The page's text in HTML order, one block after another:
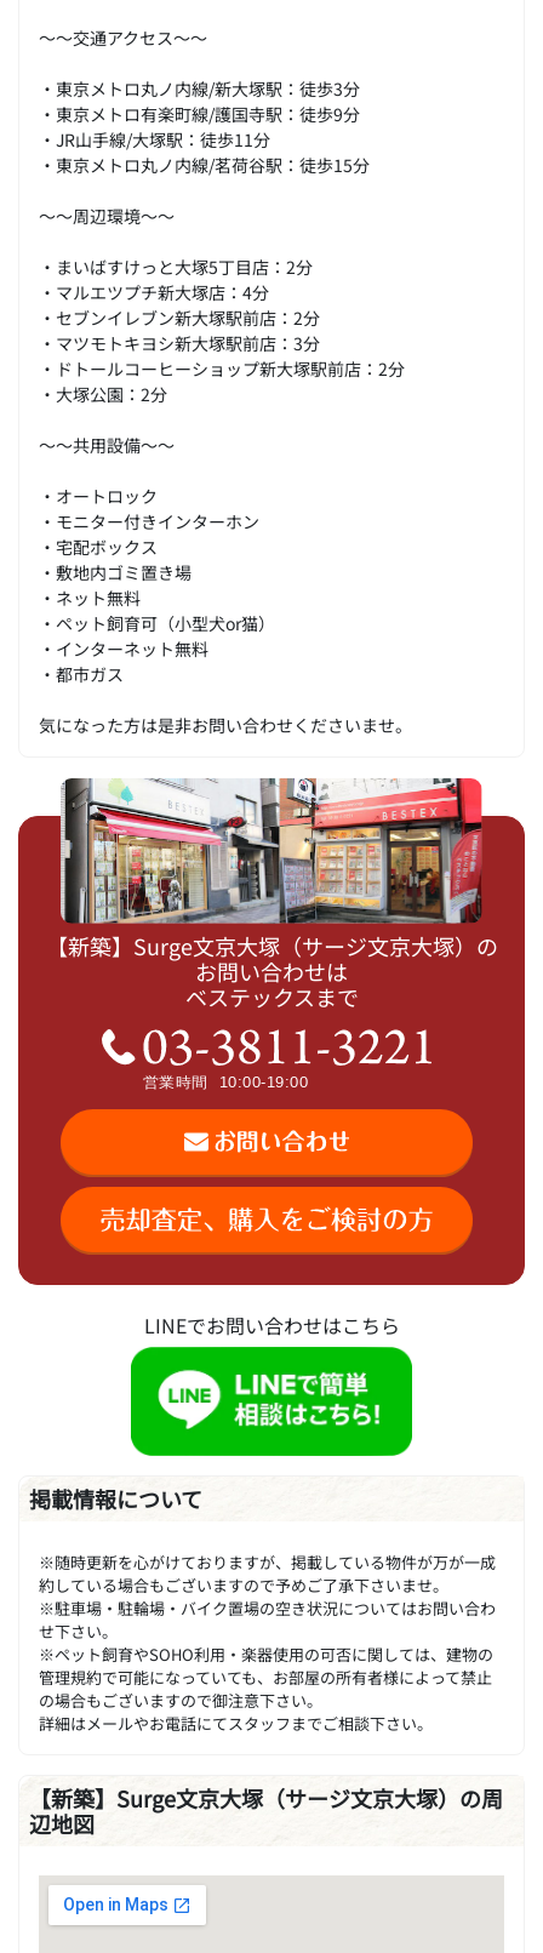
～～交通アクセス～～
・東京メトロ丸ノ内線/新大塚駅：徒歩3分
・東京メトロ有楽町線/護国寺駅：徒歩9分
・JR山手線/大塚駅：徒歩11分
・東京メトロ丸ノ内線/茗荷谷駅：徒歩15分
～～周辺環境～～
・まいばすけっと大塚5丁目店：2分
・マルエツプチ新大塚店：4分
・セブンイレブン新大塚駅前店：2分
・マツモトキヨシ新大塚駅前店：3分
・ドトールコーヒーショップ新大塚駅前店：2分
・大塚公園：2分
～～共用設備～～
・オートロック
・モニター付きインターホン
・宅配ボックス
・敷地内ゴミ置き場
・ネット無料
・ペット飼育可（小型犬or猫）
・インターネット無料
・都市ガス
気になった方は是非お問い合わせくださいませ。
【新築】Surge文京大塚（サージ文京大塚）の
お問い合わせは
ベステックスまで
LINEでお問い合わせはこちら
掲載情報について
※随時更新を心がけておりますが、掲載している物件が万が一成
約している場合もございますので予めご了承下さいませ。
※駐車場・駐輪場・バイク置場の空き状況についてはお問い合わ
せ下さい。
※ペット飼育やSOHO利用・楽器使用の可否に関しては、建物の
管理規約で可能になっていても、お部屋の所有者様によって禁止
の場合もございますので御注意下さい。
詳細はメールやお電話にてスタッフまでご相談下さい。
【新築】Surge文京大塚（サージ文京大塚）の周
辺地図